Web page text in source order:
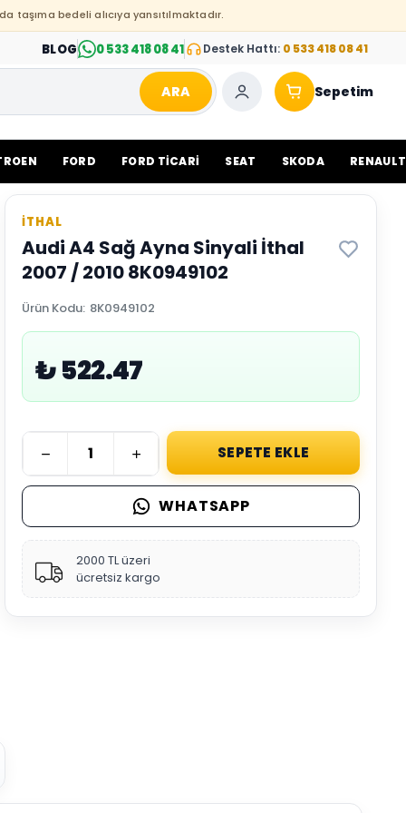
taşıma bedeli alıcıya yansıtılmaktadır.
BLOG 0 533 418 08 41 Destek Hattı: 0 533 418 08 41
ARA Sepetim
FORD FORD TİCARİ SEAT SKODA RENAULT
İTHAL
Audi A4 Sağ Ayna Sinyali İthal
2007 / 2010 8K0949102
Ürün Kodu: 8K0949102
₺ 522.47
SEPETE EKLE
WHATSAPP
2000 TL üzeri
ücretsiz kargo